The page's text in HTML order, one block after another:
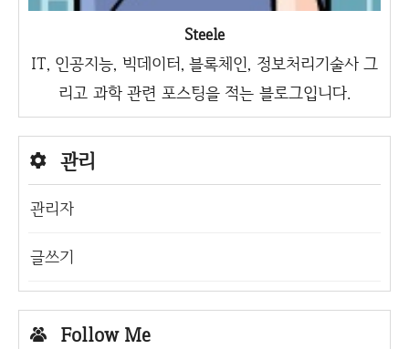
Steele
IT, 인공지능, 빅데이터, 블록체인, 정보처리기술사 그
리고 과학 관련 포스팅을 적는 블로그입니다.
관리
관리자
글쓰기
Follow Me